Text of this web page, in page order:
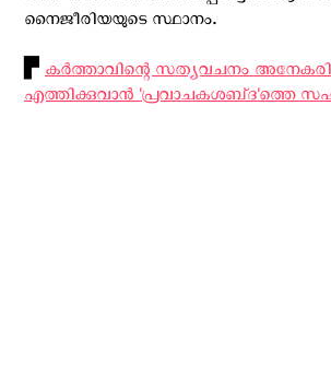
നൈജീരിയയുടെ സ്ഥാനം.
▛ കര്‍ത്താവിന്റെ സത്യവചനം
എത്തിക്കുവാന്‍ 'പ്രവാചകശബ്‌ദ'ത്തെ